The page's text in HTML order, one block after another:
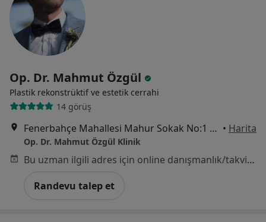
Op. Dr. Mahmut Özgül
Plastik rekonstrüktif ve estetik cerrahi
14 görüş
Fenerbahçe Mahallesi Mahur Sokak No:1 Site Apartmanı D:5, İstanbul • Harita
Op. Dr. Mahmut Özgül Klinik
Bu uzman ilgili adres için online danışmanlık/takvim sunmuyor.
Randevu talep et